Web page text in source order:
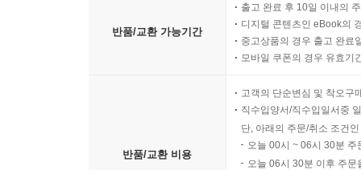
반품/교환 가능기간
출고 완료 후 10일 이내의
디지털 콘텐츠인 eBook의
중고상품의 경우 출고 완료
모바일 쿠폰의 경우 유효기
반품/교환 비용
고객의 단순변심 및 착오구
직수입양서/직수입일서중
단, 아래의 주문/취소 조건
오늘 00시 ~ 06시 30분
오늘 06시 30분 이후 주